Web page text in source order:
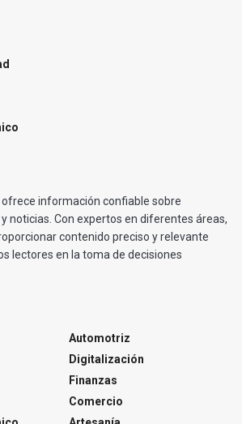
información confiable sobre
noticias. Con expertos en diferentes áreas,
contenido preciso y relevante
lectores en la toma de decisiones
Automotriz
Digitalización
Finanzas
Comercio